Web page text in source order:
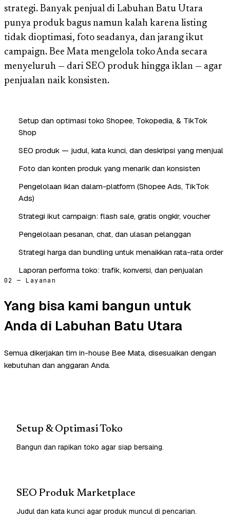
strategi. Banyak penjual di Labuhan Batu Utara
punya produk bagus namun kalah karena listing
tidak dioptimasi, foto seadanya, dan jarang ikut
campaign. Bee Mata mengelola toko Anda secara
menyeluruh — dari SEO produk hingga iklan — agar
penjualan naik konsisten.
Setup dan optimasi toko Shopee, Tokopedia, & TikTok
Shop
SEO produk — judul, kata kunci, dan deskripsi yang menjual
Foto dan konten produk yang menarik dan konsisten
Pengelolaan iklan dalam-platform (Shopee Ads, TikTok
Ads)
Strategi ikut campaign: flash sale, gratis ongkir, voucher
Pengelolaan pesanan, chat, dan ulasan pelanggan
Strategi harga dan bundling untuk menaikkan rata-rata order
Laporan performa toko: trafik, konversi, dan penjualan
02 — Layanan
Yang bisa kami bangun untuk
Anda di Labuhan Batu Utara
Semua dikerjakan tim in-house Bee Mata, disesuaikan dengan
kebutuhan dan anggaran Anda.
Setup & Optimasi Toko
Bangun dan rapikan toko agar siap bersaing.
SEO Produk Marketplace
Judul dan kata kunci agar produk muncul di pencarian.